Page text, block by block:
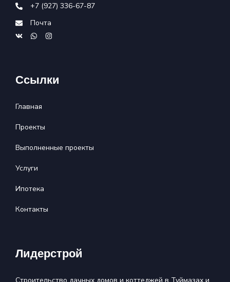
+7 (927) 336-67-87
Почта
Ссылки
Главная
Проекты
Выполненные проекты
Услуги
Ипотека
Контакты
Лидерстрой
Строительство дачных домов и коттеджей в Туймазах и